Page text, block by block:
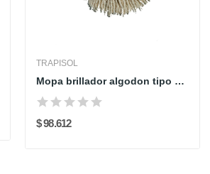
TRAPISOL
Mopa brillador algodon tipo avion - 100 cm -...
$ 98.612